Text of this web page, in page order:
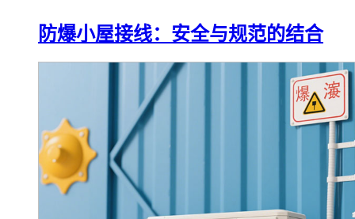
防爆小屋接线：安全与规范的结合